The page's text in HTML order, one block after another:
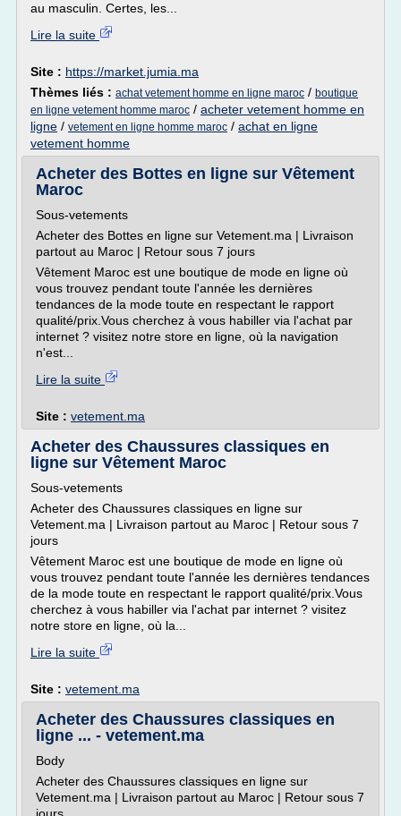
au masculin. Certes, les...
Lire la suite
Site : https://market.jumia.ma
Thèmes liés : achat vetement homme en ligne maroc / boutique
en ligne vetement homme maroc / acheter vetement homme en
ligne / vetement en ligne homme maroc / achat en ligne
vetement homme
Acheter des Bottes en ligne sur Vêtement
Maroc
Sous-vetements
Acheter des Bottes en ligne sur Vetement.ma | Livraison
partout au Maroc | Retour sous 7 jours
Vêtement Maroc est une boutique de mode en ligne où
vous trouvez pendant toute l'année les dernières
tendances de la mode toute en respectant le rapport
qualité/prix.Vous cherchez à vous habiller via l'achat par
internet ? visitez notre store en ligne, où la navigation
n'est...
Lire la suite
Site : vetement.ma
Acheter des Chaussures classiques en
ligne sur Vêtement Maroc
Sous-vetements
Acheter des Chaussures classiques en ligne sur
Vetement.ma | Livraison partout au Maroc | Retour sous 7
jours
Vêtement Maroc est une boutique de mode en ligne où
vous trouvez pendant toute l'année les dernières tendances
de la mode toute en respectant le rapport qualité/prix.Vous
cherchez à vous habiller via l'achat par internet ? visitez
notre store en ligne, où la...
Lire la suite
Site : vetement.ma
Acheter des Chaussures classiques en
ligne ... - vetement.ma
Body
Acheter des Chaussures classiques en ligne sur
Vetement.ma | Livraison partout au Maroc | Retour sous 7